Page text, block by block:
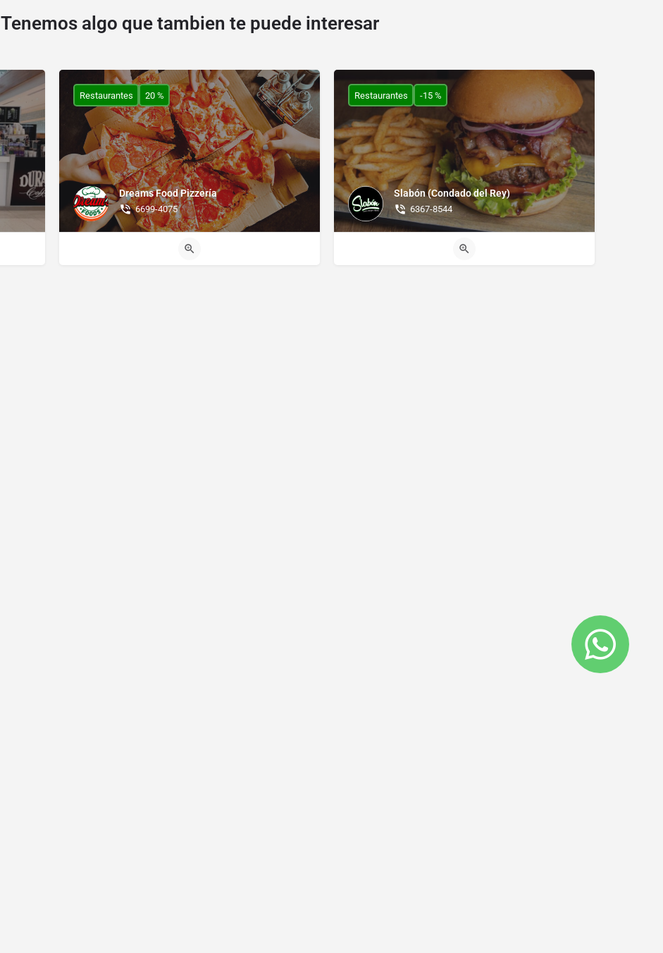
Tenemos algo que tambien te puede interesar
Dreams Food Pizzería
6699-4075
Restaurantes 20 %
Slabón (Condado del Rey)
6367-8544
Restaurantes -15 %